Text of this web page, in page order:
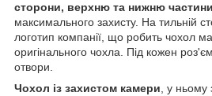
сторони, верхню та нижню
максимального захисту. На тильній
логотип компанії, що робить чохол
оригінального чохла. Під кожен
отвори.
Чохол із захистом камери, у ньому